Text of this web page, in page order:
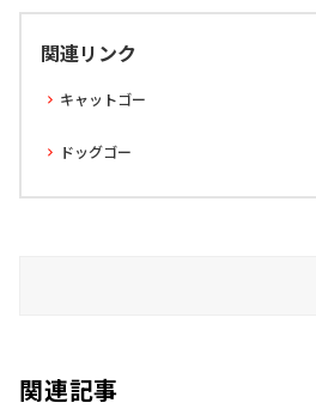
関連リンク
キャットゴー
ドッグゴー
関連記事